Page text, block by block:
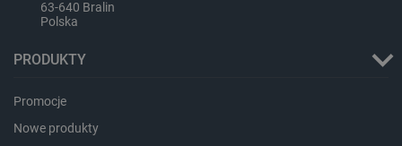
63-640 Bralin
Polska
PRODUKTY
Promocje
Nowe produkty